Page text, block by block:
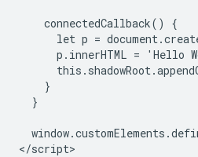
    connectedCallback() {
let p =
p.innerHTML = 'Hello
    }
  }
</script>